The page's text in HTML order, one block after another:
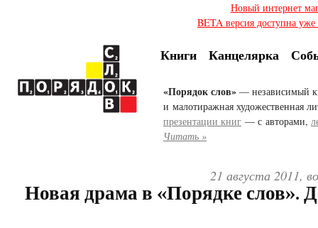
Новый интернет
BETA версия доступна
Книги Канцелярка
«Порядок слов» — независимый
и малотиражная художественная
презентации книг — с авторами,
Читать »
21 августа 2011,
Новая драма в «Порядке слов».